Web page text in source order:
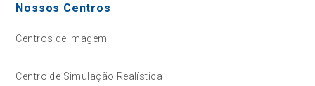
Nossos Centros
Centros de Imagem
Centro de Simulação Realística